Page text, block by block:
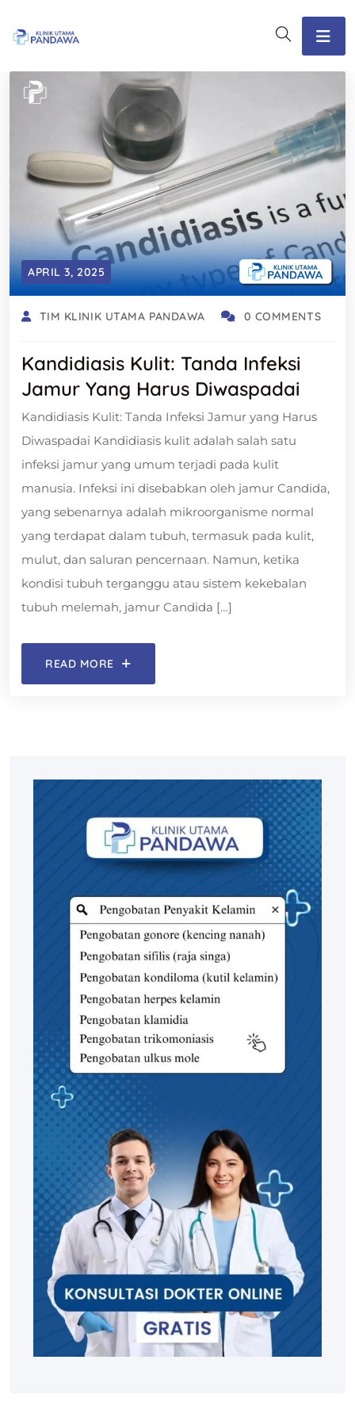
APRIL 3, 2025
TIM KLINIK UTAMA PANDAWA 0 COMMENTS
Kandidiasis Kulit: Tanda Infeksi
Jamur Yang Harus Diwaspadai
Kandidiasis Kulit: Tanda Infeksi Jamur yang Harus
Diwaspadai Kandidiasis kulit adalah salah satu
infeksi jamur yang umum terjadi pada kulit
manusia. Infeksi ini disebabkan oleh jamur Candida,
yang sebenarnya adalah mikroorganisme normal
yang terdapat dalam tubuh, termasuk pada kulit,
mulut, dan saluran pencernaan. Namun, ketika
kondisi tubuh terganggu atau sistem kekebalan
tubuh melemah, jamur Candida […]
READ MORE